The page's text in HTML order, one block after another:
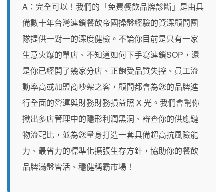
A：完全可以！我們的「免費餐飲品牌診斷」是由具
備數十年台灣連鎖餐飲帝國操盤經驗的資深顧問團
隊提供一對一的深度健檢。不論你目前是只有一家
生意火爆的單店、不知道如何下手寫連鎖SOP，還
是你已經開了幾家分店、正飽受品質失控、員工流
動率高或加盟商吵架之客，顧問都會為您的品牌進
行全面的營運與財務財務損益照 X 光。我們會幫你
揪出多店管理中的隱形利潤黑洞、審查你的供應鏈
物流配比，並為您量身打造一套具備超高抗風險能
力、最省力的標準化擴張生存方針，協助你的餐飲
品牌滿盤皆活、穩健稱霸市場！